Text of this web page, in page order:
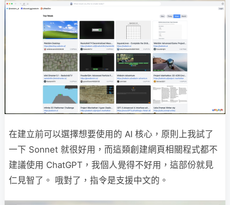
在建立前可以選擇想要使用的 AI 核心，原則上我試了
一下 Sonnet 就很好用，而這類創建網頁相關程式都不
建議使用 ChatGPT，我個人覺得不好用，這部份就見
仁見智了。 哦對了，指令是支援中文的。